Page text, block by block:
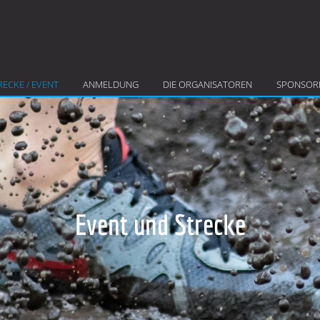
/ EVENT ANMELDUNG DIE ORGANISATOREN
Event und Strecke